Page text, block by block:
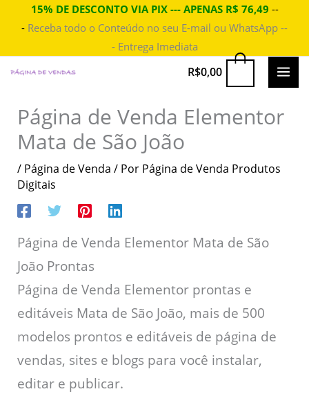
para
conteúdo
15% DE DESCONTO VIA PIX --- APENAS R$ 76,49 --
- Receba todo o Conteúdo no seu E-mail ou WhatsApp --
- Entrega Imediata
R$0,00
Página de Venda Elementor
Mata de São João
/ Página de Venda / Por Página de Venda Produtos
Digitais
Página de Venda Elementor Mata de São
João Prontas
Página de Venda Elementor prontas e
editáveis Mata de São João, mais de 500
modelos prontos e editáveis de página de
vendas, sites e blogs para você instalar,
editar e publicar.